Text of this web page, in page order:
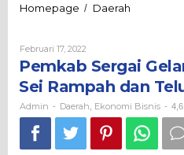
Homepage / Daerah
Murah
Sei
Rampah
dan
Teluk
Mengkudu
Februari 17, 2022
Pemkab Sergai
Sei Rampah dan
Admin - Daerah Ekonomi Bisnis -